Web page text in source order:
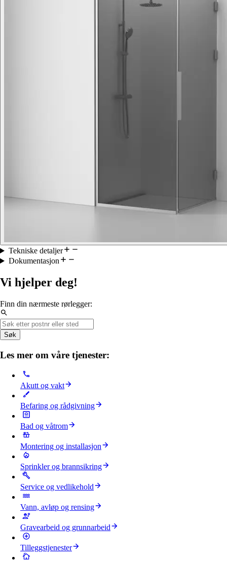
Tekniske detaljer
Dokumentasjon
Vi hjelper deg!
Finn din nærmeste rørlegger:
Søk
Les mer om våre tjenester:
Akutt og vakt
Befaring og rådgivning
Bad og våtrom
Montering og installasjon
Sprinkler og brannsikring
Service og vedlikehold
Vann, avløp og rensing
Gravearbeid og grunnarbeid
Tilleggstjenester